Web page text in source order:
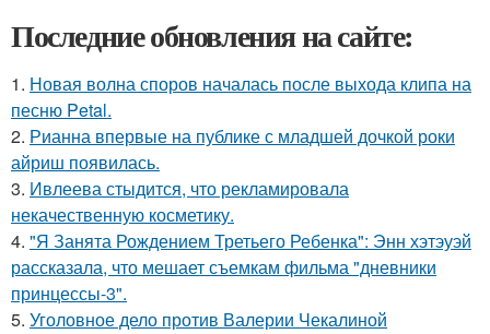
Последние обновления на сайте:
1. Новая волна споров началась после выхода клипа на
песню Petal.
2. Рианна впервые на публике с младшей дочкой роки
айриш появилась.
3. Ивлеева стыдится, что рекламировала
некачественную косметику.
4. "Я Занята Рождением Третьего Ребенка": Энн хэтэуэй
рассказала, что мешает съемкам фильма "дневники
принцессы-3".
5. Уголовное дело против Валерии Чекалиной